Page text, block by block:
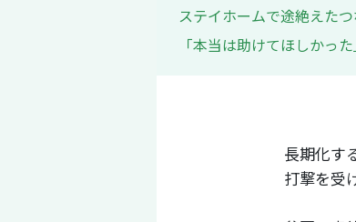
ステイホームで途絶えたつ
「本当は助けてほしかっ
長期化す
打撃を受